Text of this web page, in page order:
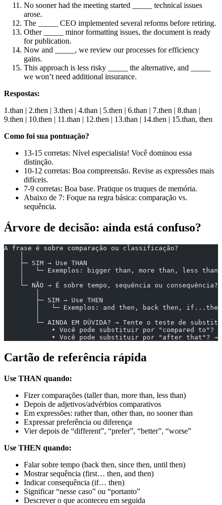
No sooner had the meeting started _____ technical issues
arose.
The _____ CEO implemented several reforms before retiring.
Other _____ minor formatting issues, the document is ready
for publication.
Now and _____, we review our processes for efficiency
gains.
This approach is less risky _____ the alternative, and _____
we won’t need additional insurance.
Respostas:
1.than | 2.then | 3.then | 4.than | 5.then | 6.than | 7.then | 8.than |
9.then | 10.then | 11.than | 12.then | 13.than | 14.then | 15.than, then
Como foi sua pontuação?
13-15 corretas: Nível especialista! Você dominou essa
distinção.
10-12 corretas: Boa compreensão. Revise as expressões mais
difíceis.
7-9 corretas: Boa base. Pratique os truques de memória.
Abaixo de 7: Foque na regra básica: comparação vs.
sequência.
Árvore de decisão: ainda está confuso?
A frase é sobre comparação ou classificação?
    ├─ SIM → Use THAN
│   └─ Exemplos: bigger than, more than, less
    └─ NÃO → É sobre tempo, sequência ou consequência?
        ├─ SIM → Use THEN
        │   └─ Exemplos: and then, back then, if...then
└─ AINDA EM DÚVIDA? → Tente o teste de
• Você pode substituir por "compared to"?
• Você pode substituir por "after that"? →
Cartão de referência rápida
Use THAN quando:
Fizer comparações (taller than, more than, less than)
Depois de adjetivos/advérbios comparativos
Em expressões: rather than, other than, no sooner than
Expressar preferência ou diferença
Vier depois de “different”, “prefer”, “better”, “worse”
Use THEN quando:
Falar sobre tempo (back then, since then, until then)
Mostrar sequência (first… then, and then)
Indicar consequência (if… then)
Significar “nesse caso” ou “portanto”
Descrever o que aconteceu em seguida